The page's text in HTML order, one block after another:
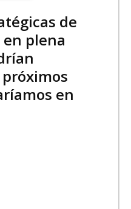
de
en plena
en